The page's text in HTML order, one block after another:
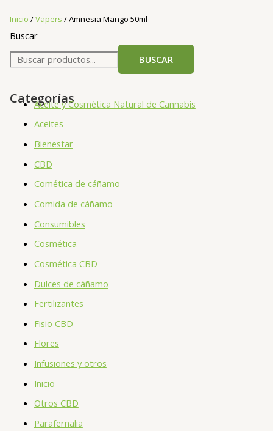
Inicio /Vapers / Amnesia Mango 50ml
Buscar
BUSCAR
Categorías
Aceite y Cosmética Natural de Cannabis
Aceites
Bienestar
CBD
Comética de cáñamo
Comida de cáñamo
Consumibles
Cosmética
Cosmética CBD
Dulces de cáñamo
Fertilizantes
Fisio CBD
Flores
Infusiones y otros
Inicio
Otros CBD
Parafernalia